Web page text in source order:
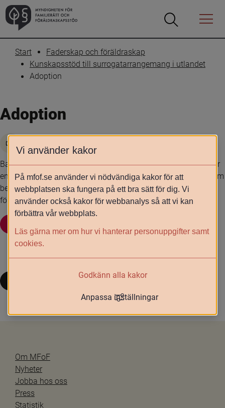
Öppna
Öppna
Menyn
Start
Faderskap och föräldraskap
Kunskapsstöd till surrogatarrangemang i utlandet
Adoption
Adoption
Barnets bästa ska vara utgångspunkten för alla frågor som rör
en adoption. Det ska genomsyra såväl adoptionsutredning som
beslut och ett barn som är adopterat har rätt att av sina
föräldrar få veta det så snart det anses lämpligt.
Om MFoF
Nyheter
Jobba hos oss
Press
Statistik
Vi använder kakor
På mfof.se använder vi nödvändiga kakor för att
webbplatsen ska fungera på ett bra sätt för dig. Vi
använder också kakor för webbanalys så att vi kan
förbättra vår webbplats.
Läs gärna mer om hur vi hanterar personuppgifter samt
cookies.
Godkänn alla kakor
Anpassa inställningar